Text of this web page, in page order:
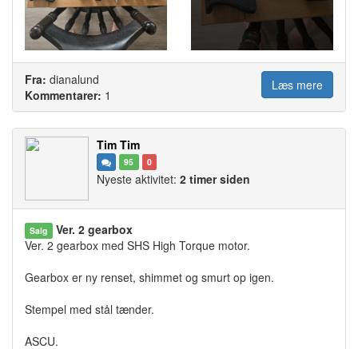
Fra: dianalund
Kommentarer: 1
Læs mere
Tim Tim
95 0
Nyeste aktivitet: 2 timer siden
Salg
Ver. 2 gearbox
Ver. 2 gearbox med SHS High Torque motor.
Gearbox er ny renset, shimmet og smurt op igen.
Stempel med stål tænder.
ASCU.